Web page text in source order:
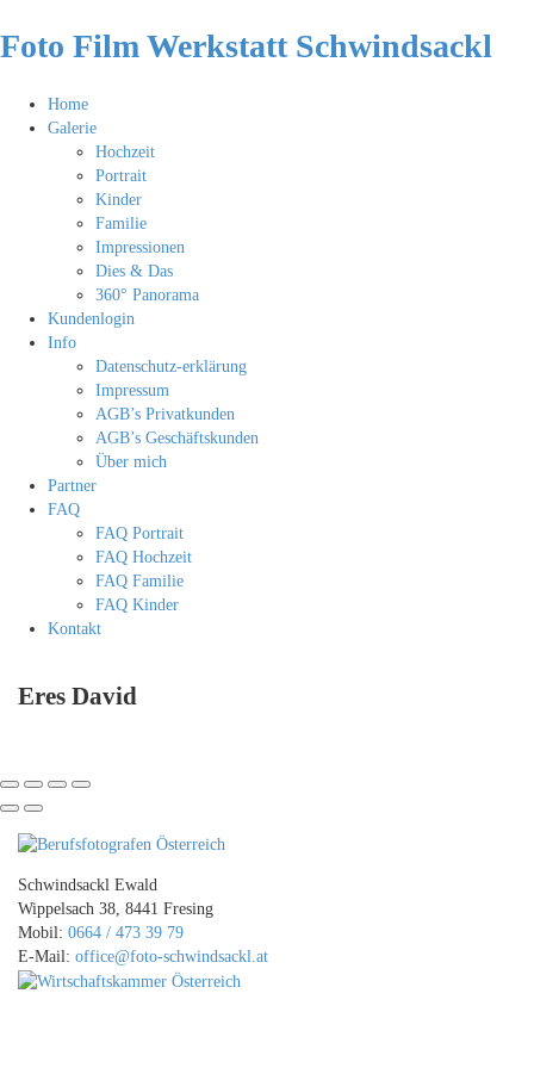
Foto Film Werkstatt Schwindsackl
Home
Galerie
Hochzeit
Portrait
Kinder
Familie
Impressionen
Dies & Das
360° Panorama
Kundenlogin
Info
Datenschutz-erklärung
Impressum
AGB’s Privatkunden
AGB’s Geschäftskunden
Über mich
Partner
FAQ
FAQ Portrait
FAQ Hochzeit
FAQ Familie
FAQ Kinder
Kontakt
Eres David
Schwindsackl Ewald
Wippelsach 38, 8441 Fresing
Mobil: 0664 / 473 39 79
E-Mail: office@foto-schwindsackl.at